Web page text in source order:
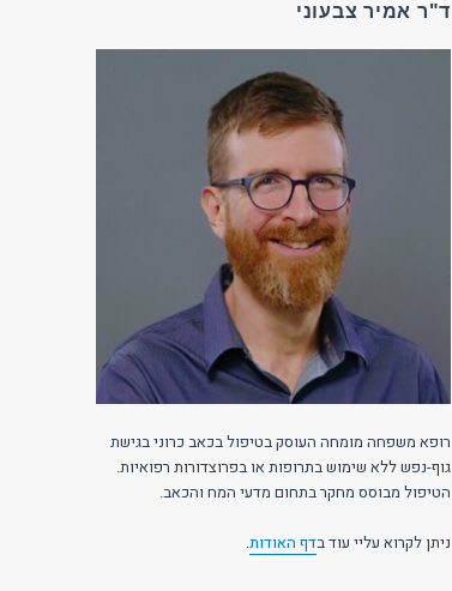
ד"ר אמיר צבעוני
רופא משפחה מומחה העוסק בטיפול בכאב כרוני בגישת
גוף-נפש ללא שימוש בתרופות או בפרוצדורות רפואיות.
הטיפול מבוסס מחקר בתחום מדעי המח והכאב.
ניתן לקרוא עליי עוד בדף האודות.